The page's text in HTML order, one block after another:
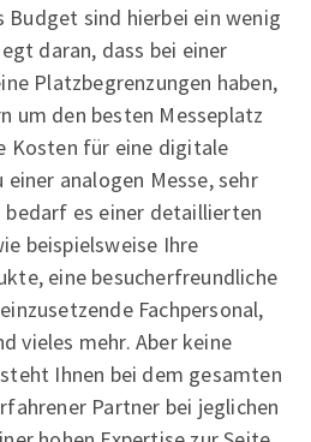
Budget sind hierbei ein wenig
daran, dass bei einer
Platzbegrenzungen haben,
um den besten Messeplatz
Kosten für eine digitale
einer analogen Messe, sehr
es einer detaillierten
beispielsweise Ihre
eine besucherfreundliche
Fachpersonal,
vieles mehr. Aber keine
Ihnen bei dem gesamten
Partner bei jeglichen